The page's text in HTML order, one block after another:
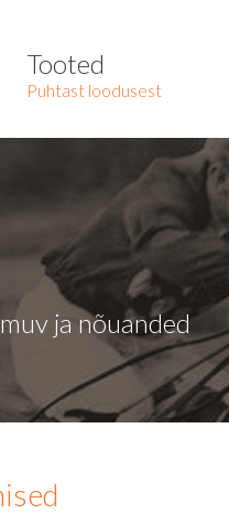
Tooted
Puhtast loodusest
ja nõuanded